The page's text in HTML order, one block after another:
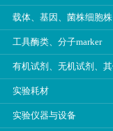
载体、基因、菌株细胞株
工具酶类、分子marker
实验耗材
实验仪器与设备